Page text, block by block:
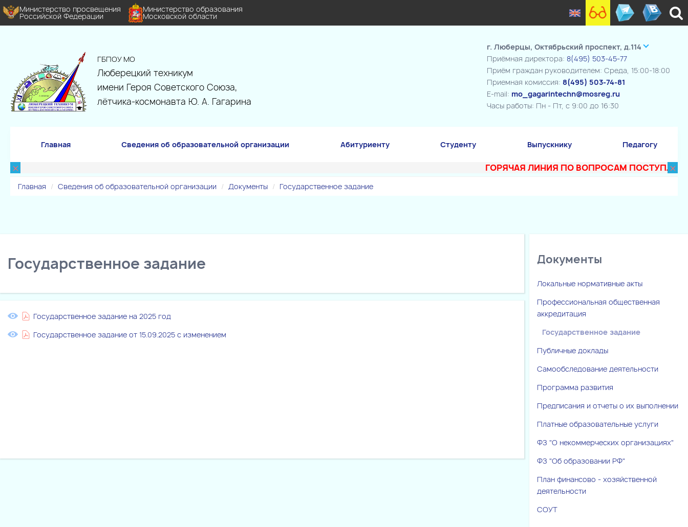
Министерство просвещения
Российской Федерации
Министерство образования
Московской области
ГБПОУ МО
Люберецкий техникум
имени Героя Советского Союза,
лётчика-космонавта Ю. А. Гагарина
г. Люберцы, Октябрьский проспект, д.114
Приёмная директора: 8(495) 503-45-77
Приём граждан руководителем: Среда, 15:00-18:00
Приемная комиссия: 8(495) 503-74-81
E-mail: mo_gagarintechn@mosreg.ru
Часы работы: Пн - Пт, с 9:00 до 16:30
Главная Сведения об образовательной организации Абитуриенту Студенту Выпускнику Педагогу
× ГОРЯЧАЯ ЛИНИЯ ПО ВОПРОСАМ ПОСТУПЛЕНИЯ
×
Главная Сведения об образовательной организации Документы Государственное задание
Государственное задание
Государственное задание на 2025 год
Государственное задание от 15.09.2025 с изменением
Документы
Локальные нормативные акты
Профессиональная общественная
аккредитация
Государственное задание
Публичные доклады
Самообследование деятельности
Программа развития
Предписания и отчеты о их выполнении
Платные образовательные услуги
ФЗ "О некоммерческих организациях"
ФЗ "Об образовании РФ"
План финансово - хозяйственной
деятельности
СОУТ